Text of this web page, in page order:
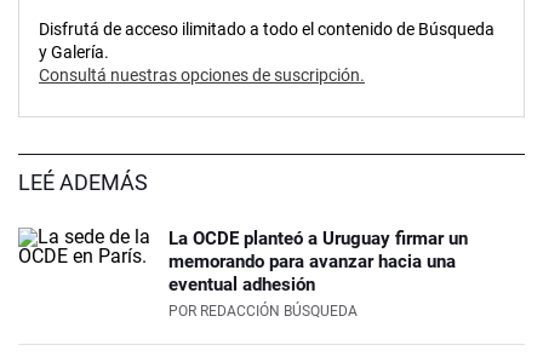
Disfrutá de acceso ilimitado a todo el contenido de Búsqueda
y Galería.
Consultá nuestras opciones de suscripción.
LEÉ ADEMÁS
La OCDE planteó a Uruguay firmar un
memorando para avanzar hacia una
eventual adhesión
POR REDACCIÓN BÚSQUEDA